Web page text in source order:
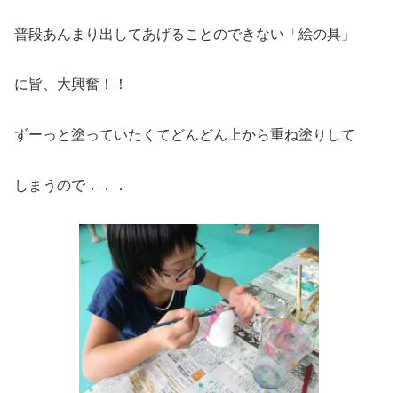
普段あんまり出してあげることのできない「絵の具」
に皆、大興奮！！
ずーっと塗っていたくてどんどん上から重ね塗りして
しまうので．．．